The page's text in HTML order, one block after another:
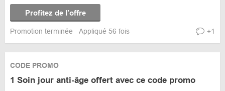
Profitez de l’offre
Promotion terminée Appliqué 56 fois +1
CODE PROMO
1 Soin jour anti-âge offert avec ce code promo